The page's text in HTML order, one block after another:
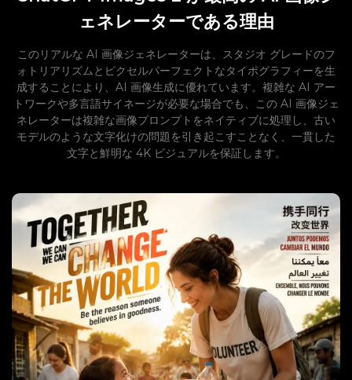
ェネレーターである理由
このリアルな AI 画像ジェネレーターは、スタジオ グレードのフ
ォトリアリズムとピクセルパーフェクトなタイポグラフィーを生
成することにより、AI 画像生成に優れています。複雑な AI アー
トワークや多言語サイネージが必要な場合でも、この AI 画像ジェ
ネレーターは複雑な画像プロンプトをネイティブに処理し、古い
モデルのような文字化けの問題を引き起こすことなく、一貫した
文字と鮮明な 4K ビジュアルを保証します。